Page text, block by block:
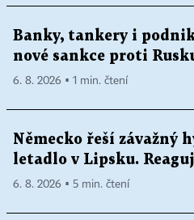
Banky, tankery i
nové sankce proti
6. 8. 2026 ▪ 1 min. čtení
Německo řeší závažný
letadlo v Lipsku.
6. 8. 2026 ▪ 5 min. čtení